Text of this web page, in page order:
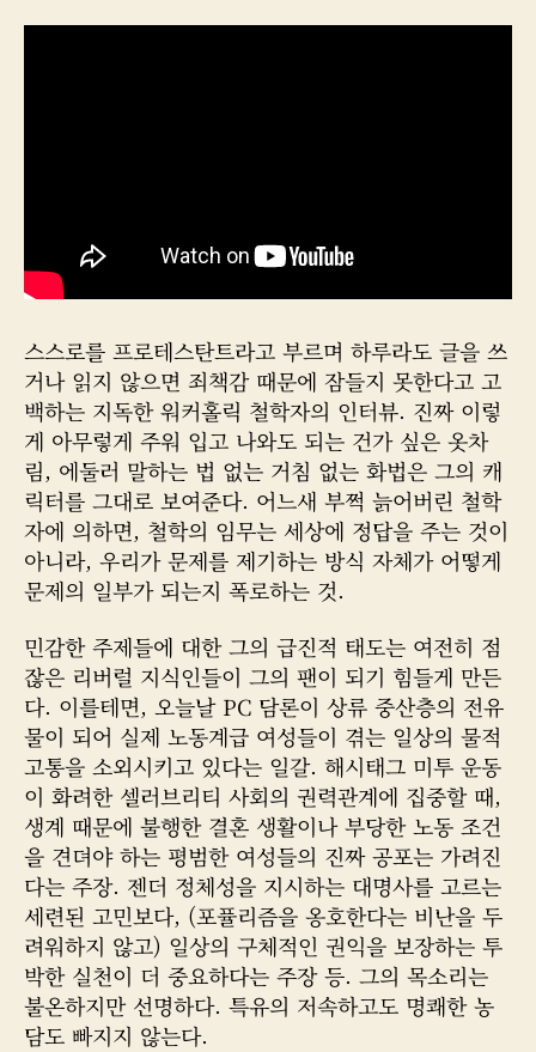
성
짜
대
스스로를 프로테스탄트라고 부르며 하루라도 글을 쓰
거나 읽지 않으면 죄책감 때문에 잠들지 못한다고 고
백하는 지독한 워커홀릭 철학자의 인터뷰. 진짜 이렇
게 아무렇게 주워 입고 나와도 되는 건가 싶은 옷차
림, 에둘러 말하는 법 없는 거침 없는 화법은 그의 캐
릭터를 그대로 보여준다. 어느새 부쩍 늙어버린 철학
자에 의하면, 철학의 임무는 세상에 정답을 주는 것이
아니라, 우리가 문제를 제기하는 방식 자체가 어떻게
문제의 일부가 되는지 폭로하는 것.
민감한 주제들에 대한 그의 급진적 태도는 여전히 점
잖은 리버럴 지식인들이 그의 팬이 되기 힘들게 만든
다. 이를테면, 오늘날 PC 담론이 상류 중산층의 전유
물이 되어 실제 노동계급 여성들이 겪는 일상의 물적
고통을 소외시키고 있다는 일갈. 해시태그 미투 운동
이 화려한 셀러브리티 사회의 권력관계에 집중할 때,
생계 때문에 불행한 결혼 생활이나 부당한 노동 조건
을 견뎌야 하는 평범한 여성들의 진짜 공포는 가려진
다는 주장. 젠더 정체성을 지시하는 대명사를 고르는
세련된 고민보다, (포퓰리즘을 옹호한다는 비난을 두
려워하지 않고) 일상의 구체적인 권익을 보장하는 투
박한 실천이 더 중요하다는 주장 등. 그의 목소리는
불온하지만 선명하다. 특유의 저속하고도 명쾌한 농
담도 빠지지 않는다.